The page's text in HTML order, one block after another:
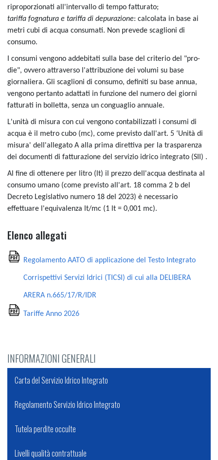
riproporzionati all'intervallo di tempo fatturato;
tariffa fognatura e tariffa di depurazione: calcolata in base ai
metri cubi di acqua consumati. Non prevede scaglioni di
consumo.
I consumi vengono addebitati sulla base del criterio del "pro-
die", ovvero attraverso l'attribuzione dei volumi su base
giornaliera. Gli scaglioni di consumo, definiti su base annua,
vengono pertanto adattati in funzione del numero dei giorni
fatturati in bolletta, senza un conguaglio annuale.
L'unità di misura con cui vengono contabilizzati i consumi di
acqua è il metro cubo (mc), come previsto dall'art. 5 ‘Unità di
misura' dell'allegato A alla prima direttiva per la trasparenza
dei documenti di fatturazione del servizio idrico integrato (SII) .
Al fine di ottenere per litro (lt) il prezzo dell'acqua destinata al
consumo umano (come previsto all'art. 18 comma 2 b del
Decreto Legislativo numero 18 del 2023) è necessario
effettuare l'equivalenza lt/mc (1 lt = 0,001 mc).
Elenco allegati
Regolamento AATO di applicazione del Testo Integrato
Corrispettivi Servizi Idrici (TICSI) di cui alla DELIBERA
ARERA n.665/17/R/IDR
Tariffe Anno 2026
INFORMAZIONI GENERALI
Carta del Servizio Idrico Integrato
Regolamento Servizio Idrico Integrato
Tutela perdite occulte
Livelli qualità contrattuale